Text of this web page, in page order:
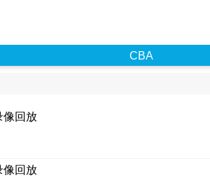
CBA
像回放
像回放